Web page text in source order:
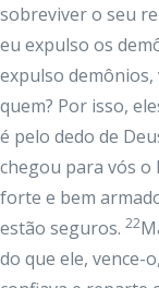
sobreviver o seu
eu expulso os
expulso
quem? Por isso,
é pelo dedo de
chegou para vós o
forte e bem
estão seguros. 22
do que ele, vence-